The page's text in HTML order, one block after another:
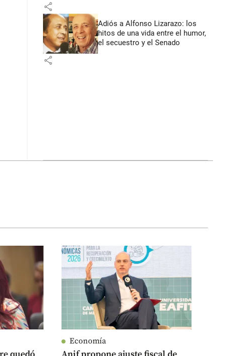
share
Adiós a Alfonso Lizarazo: los
hitos de una vida entre el humor,
el secuestro y el Senado
share
Economía